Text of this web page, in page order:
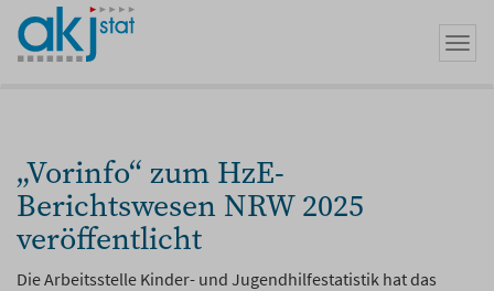
Zum
Hauptinhalt
springen
„Vorinfo“ zum HzE-
Berichtswesen NRW 2025
veröffentlicht
Die Arbeitsstelle Kinder- und Jugendhilfestatistik hat das